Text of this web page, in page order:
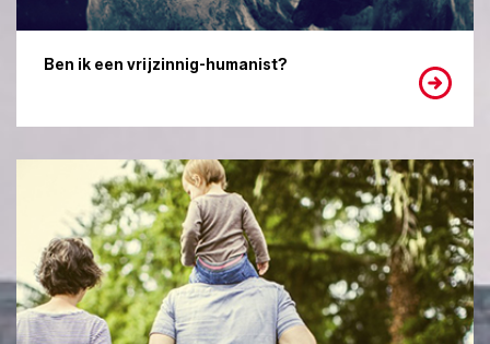
Ben ik een vrijzinnig-humanist?